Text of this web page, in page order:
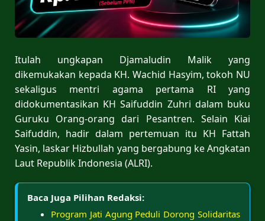
Itulah ungkapan Djamaludin Malik yang
dikemukakan kepada KH. Wachid Hasyim, tokoh NU
sekaligus mentri agama pertama RI yang
didokumentasikan KH Saifuddin Zuhri dalam buku
Guruku Orang-orang dari Pesantren. Selain Kiai
Saifuddin, hadir dalam pertemuan itu KH Fattah
Yasin, laskar Hizbullah yang bergabung ke Angkatan
Laut Republik Indonesia (ALRI).
Baca Juga Pilihan Redaksi:
Program Jati Agung Peduli Dorong Solidaritas